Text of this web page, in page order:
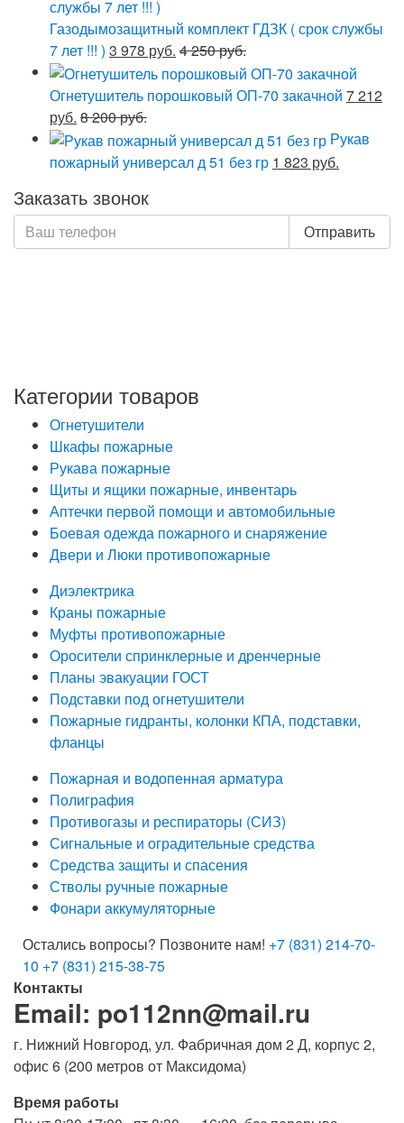
Газодымозащитный комплект ГДЗК ( срок службы
7 лет !!! ) 3 978 руб. 4 250 руб.
Огнетушитель порошковый ОП-70 закачной 7 212
руб. 8 200 руб.
Рукав
пожарный универсал д 51 без гр 1 823 руб.
Заказать звонок
Отправить
Категории товаров
Огнетушители
Шкафы пожарные
Рукава пожарные
Щиты и ящики пожарные, инвентарь
Аптечки первой помощи и автомобильные
Боевая одежда пожарного и снаряжение
Двери и Люки противопожарные
Диэлектрика
Краны пожарные
Муфты противопожарные
Оросители спринклерные и дренчерные
Планы эвакуации ГОСТ
Подставки под огнетушители
Пожарные гидранты, колонки КПА, подставки,
фланцы
Пожарная и водопенная арматура
Полиграфия
Противогазы и респираторы (СИЗ)
Сигнальные и оградительные средства
Средства защиты и спасения
Стволы ручные пожарные
Фонари аккумуляторные
Остались вопросы? Позвоните нам! +7 (831) 214-70-
10 +7 (831) 215-38-75
Контакты
Email: po112nn@mail.ru
г. Нижний Новгород, ул. Фабричная дом 2 Д, корпус 2,
офис 6 (200 метров от Максидома)
Время работы